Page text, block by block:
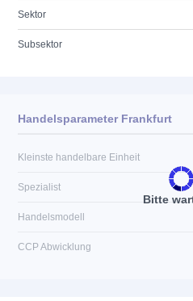
Sektor
Subsektor
Bitte
Handelsparameter Frankfurt
Kleinste handelbare Einheit
Spezialist
Handelsmodell
CCP Abwicklung